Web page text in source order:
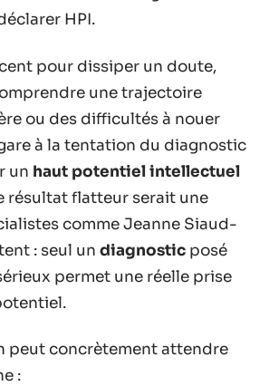
HPI.
pour dissiper un doute,
une trajectoire
ou des difficultés à nouer
à la tentation du diagnostic
un haut potentiel intellectuel
résultat flatteur serait une
comme Jeanne Siaud-
: seul un diagnostic posé
permet une réelle prise
peut concrètement attendre
: